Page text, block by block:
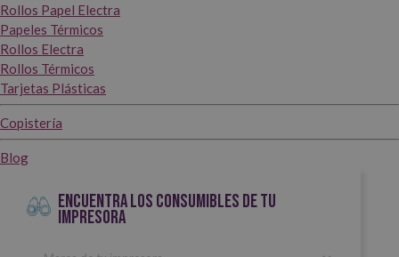
Rollos Papel Electra
Papeles Térmicos
Rollos Electra
Rollos Térmicos
Tarjetas Plásticas
Copistería
Blog
ENCUENTRA LOS CONSUMIBLES DE TU
IMPRESORA